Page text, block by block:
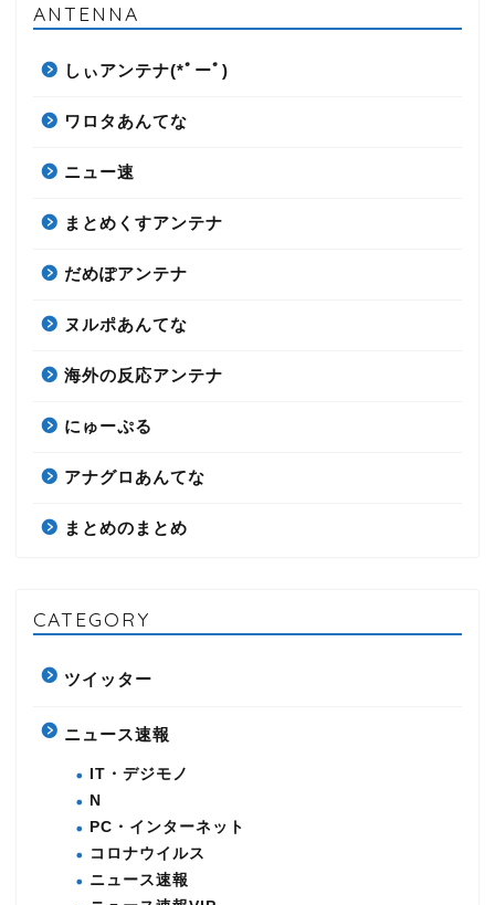
ANTENNA
しぃアンテナ(*ﾟーﾟ)
ワロタあんてな
ニュー速
まとめくすアンテナ
だめぽアンテナ
ヌルポあんてな
海外の反応アンテナ
にゅーぷる
アナグロあんてな
まとめのまとめ
CATEGORY
ツイッター
ニュース速報
IT・デジモノ
N
PC・インターネット
コロナウイルス
ニュース速報